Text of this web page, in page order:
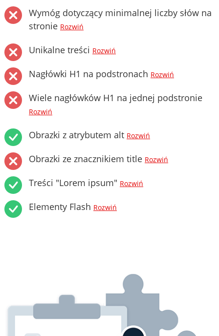
Wymóg dotyczący minimalnej liczby słów na
stronie Rozwiń
Unikalne treści Rozwiń
Nagłówki H1 na podstronach Rozwiń
Wiele nagłówków H1 na jednej podstronie
Rozwiń
Obrazki z atrybutem alt Rozwiń
Obrazki ze znacznikiem title Rozwiń
Treści "Lorem ipsum" Rozwiń
Elementy Flash Rozwiń